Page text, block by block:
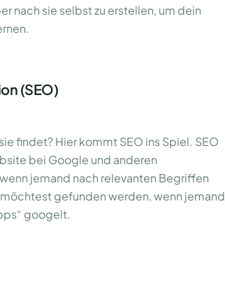
nach sie selbst zu erstellen, um dein
(SEO)
findet? Hier kommt SEO ins Spiel. SEO
bei Google und anderen
jemand nach relevanten Begriffen
gefunden werden, wenn jemand
googelt.